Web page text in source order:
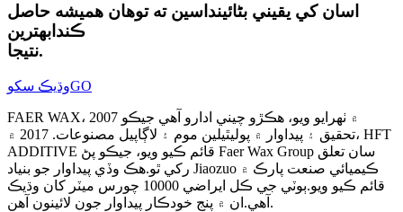
اسان کي يقيني بڻائينداسين ته توهان هميشه حاصل
ڪندا بهترين
نتيجا.
وڌيڪ سکوGO
FAER WAX، 2007 ۾ ٺهرايو ويو، ھڪڙو چيني ادارو آھي جيڪو
تحقيق ۽ پيداوار ۾ پوليٿيلين موم ۽ لاڳاپيل مصنوعات. 2017 ۾، HFT
ADDITIVE قائم ڪيو ويو، جيڪو پڻ Faer Wax Group سان تعلق
رکي ٿو.هڪ وڏي پيداوار جو بنياد Jiaozuo ڪيميائي صنعت پارڪ ۾
قائم ڪيو ويو.ٻوٽي جي ڪل ايراضي 10000 چورس ميٽر کان وڌيڪ
آهي.ان ۾ پنج خودڪار پيداوار جون لائينون آهن.